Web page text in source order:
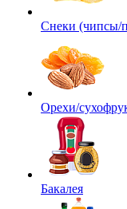
Снеки (чипсы/
Орехи/
Бакалея